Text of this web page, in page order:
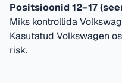
Positsioonid 12–17
Miks kontrollida
Kasutatud Volkswagen
risk.